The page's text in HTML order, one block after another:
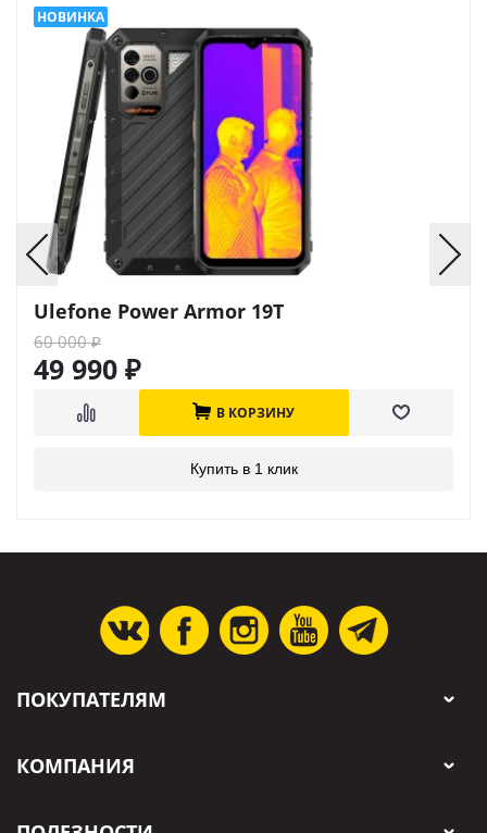
Ulefone Power Armor 19T
60 000₽
49 990 ₽
В КОРЗИНУ
Купить в 1 клик
ПОКУПАТЕЛЯМ
КОМПАНИЯ